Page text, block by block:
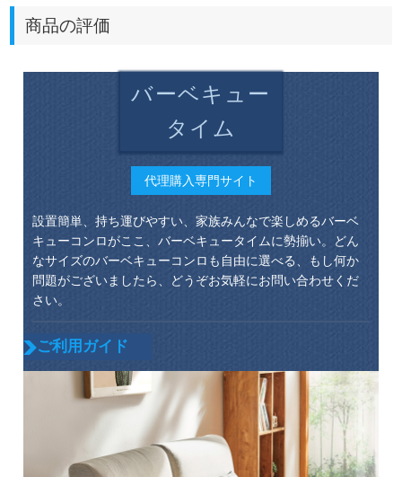
商品の評価
バーベキュー
タイム
代理購入専門サイト
設置簡単、持ち運びやすい、家族みんなで楽しめるバーベ
キューコンロがここ、バーベキュータイムに勢揃い。どん
なサイズのバーベキューコンロも自由に選べる、もし何か
問題がございましたら、どうぞお気軽にお問い合わせくだ
さい。
ご利用ガイド